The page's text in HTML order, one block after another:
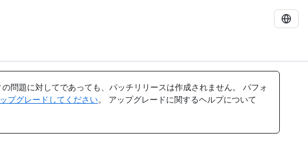
問題に対してであっても、パッチリリースは作成されません。 パフォ
プグレードしてください。 アップグレードに関するヘルプについて